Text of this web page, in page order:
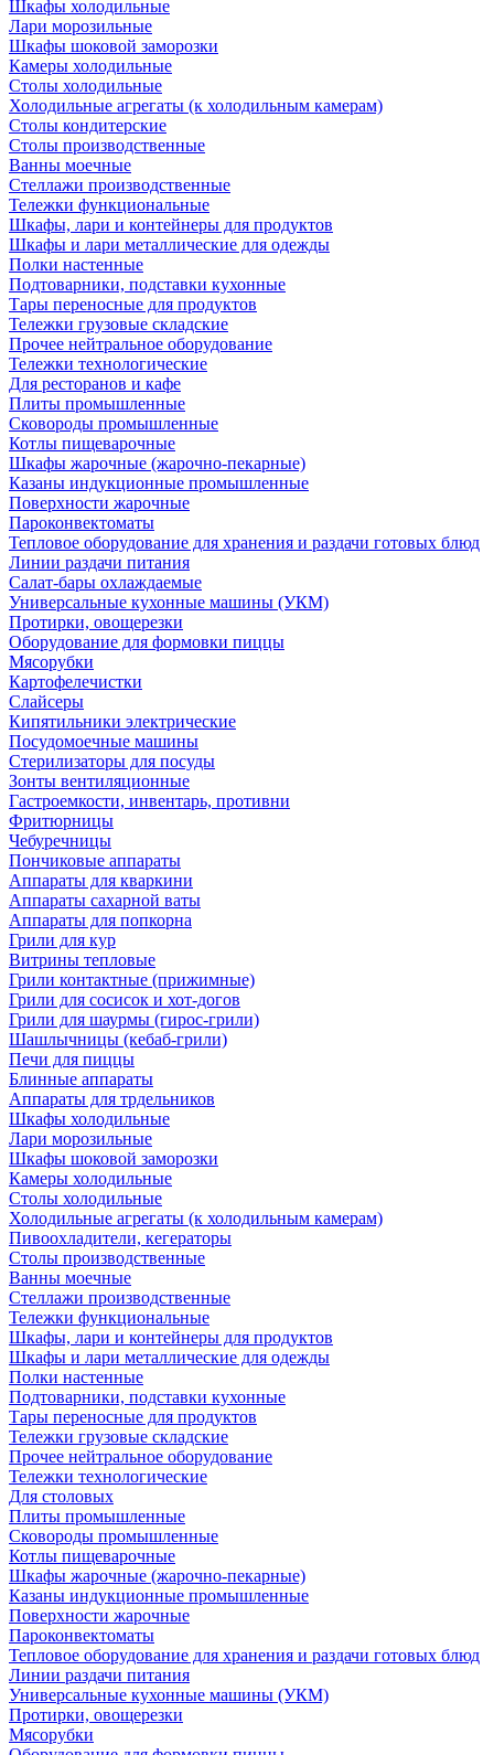
Шкафы холодильные
Лари морозильные
Шкафы шоковой заморозки
Камеры холодильные
Столы холодильные
Холодильные агрегаты (к холодильным камерам)
Столы кондитерские
Столы производственные
Ванны моечные
Стеллажи производственные
Тележки функциональные
Шкафы, лари и контейнеры для продуктов
Шкафы и лари металлические для одежды
Полки настенные
Подтоварники, подставки кухонные
Тары переносные для продуктов
Тележки грузовые складские
Прочее нейтральное оборудование
Тележки технологические
Для ресторанов и кафе
Плиты промышленные
Сковороды промышленные
Котлы пищеварочные
Шкафы жарочные (жарочно-пекарные)
Казаны индукционные промышленные
Поверхности жарочные
Пароконвектоматы
Тепловое оборудование для хранения и раздачи готовых блюд
Линии раздачи питания
Салат-бары охлаждаемые
Универсальные кухонные машины (УКМ)
Протирки, овощерезки
Оборудование для формовки пиццы
Мясорубки
Картофелечистки
Слайсеры
Кипятильники электрические
Посудомоечные машины
Стерилизаторы для посуды
Зонты вентиляционные
Гастроемкости, инвентарь, противни
Фритюрницы
Чебуречницы
Пончиковые аппараты
Аппараты для кваркини
Аппараты сахарной ваты
Аппараты для попкорна
Грили для кур
Витрины тепловые
Грили контактные (прижимные)
Грили для сосисок и хот-догов
Грили для шаурмы (гирос-грили)
Шашлычницы (кебаб-грили)
Печи для пиццы
Блинные аппараты
Аппараты для трдельников
Шкафы холодильные
Лари морозильные
Шкафы шоковой заморозки
Камеры холодильные
Столы холодильные
Холодильные агрегаты (к холодильным камерам)
Пивоохладители, кегераторы
Столы производственные
Ванны моечные
Стеллажи производственные
Тележки функциональные
Шкафы, лари и контейнеры для продуктов
Шкафы и лари металлические для одежды
Полки настенные
Подтоварники, подставки кухонные
Тары переносные для продуктов
Тележки грузовые складские
Прочее нейтральное оборудование
Тележки технологические
Для столовых
Плиты промышленные
Сковороды промышленные
Котлы пищеварочные
Шкафы жарочные (жарочно-пекарные)
Казаны индукционные промышленные
Поверхности жарочные
Пароконвектоматы
Тепловое оборудование для хранения и раздачи готовых блюд
Линии раздачи питания
Универсальные кухонные машины (УКМ)
Протирки, овощерезки
Мясорубки